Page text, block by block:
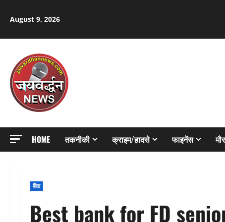
August 9, 2026
HOME तकनीकी क्राइम/हादसे फाइनेंस
बैंक
Best bank for FD